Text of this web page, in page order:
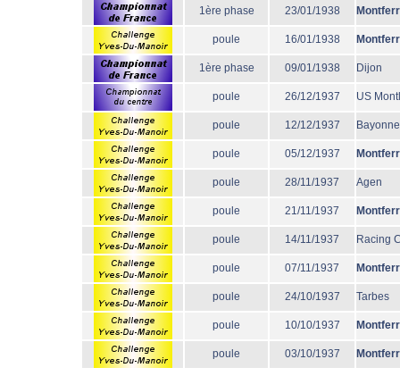
1ère phase 23/01/1938
poule 16/01/1938
1ère phase 09/01/1938 Dijon
poule 26/12/1937 US
poule 12/12/1937 Bayonne
poule 05/12/1937
poule 28/11/1937 Agen
poule 21/11/1937
poule 14/11/1937 Racing
poule 07/11/1937
poule 24/10/1937 Tarbes
poule 10/10/1937
poule 03/10/1937